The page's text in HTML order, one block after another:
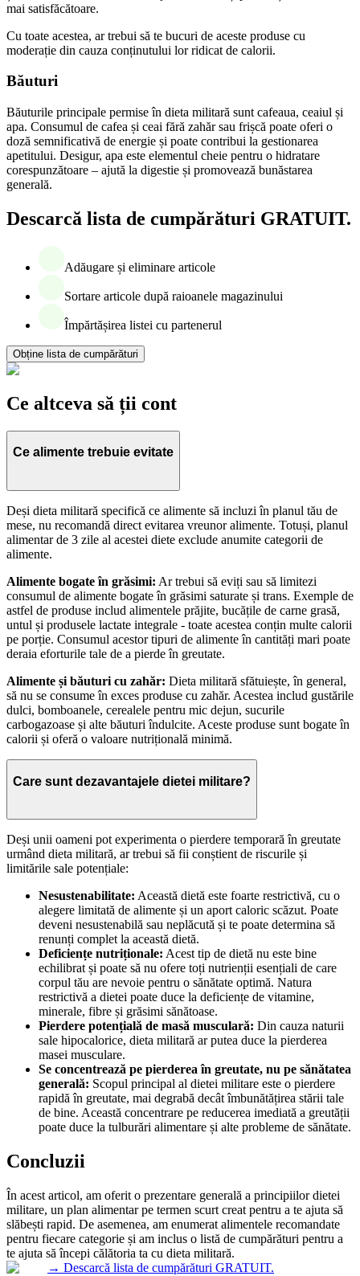
mai satisfăcătoare.
Cu toate acestea, ar trebui să te bucuri de aceste produse cu
moderație din cauza conținutului lor ridicat de calorii.
Băuturi
Băuturile principale permise în dieta militară sunt cafeaua, ceaiul și
apa. Consumul de cafea și ceai fără zahăr sau frișcă poate oferi o
doză semnificativă de energie și poate contribui la gestionarea
apetitului. Desigur, apa este elementul cheie pentru o hidratare
corespunzătoare – ajută la digestie și promovează bunăstarea
generală.
Descarcă lista de cumpărături GRATUIT.
Adăugare și eliminare articole
Sortare articole după raioanele magazinului
Împărtășirea listei cu partenerul
Obține lista de cumpărături
Ce altceva să ții cont
Ce alimente trebuie evitate
Deși dieta militară specifică ce alimente să incluzi în planul tău de
mese, nu recomandă direct evitarea vreunor alimente. Totuși, planul
alimentar de 3 zile al acestei diete exclude anumite categorii de
alimente.
Alimente bogate în grăsimi: Ar trebui să eviți sau să limitezi
consumul de alimente bogate în grăsimi saturate și trans. Exemple de
astfel de produse includ alimentele prăjite, bucățile de carne grasă,
untul și produsele lactate integrale - toate acestea conțin multe calorii
pe porție. Consumul acestor tipuri de alimente în cantități mari poate
deraia eforturile tale de a pierde în greutate.
Alimente și băuturi cu zahăr: Dieta militară sfătuiește, în general,
să nu se consume în exces produse cu zahăr. Acestea includ gustările
dulci, bomboanele, cerealele pentru mic dejun, sucurile
carbogazoase și alte băuturi îndulcite. Aceste produse sunt bogate în
calorii și oferă o valoare nutrițională minimă.
Care sunt dezavantajele dietei militare?
Deși unii oameni pot experimenta o pierdere temporară în greutate
urmând dieta militară, ar trebui să fii conștient de riscurile și
limitările sale potențiale:
Nesustenabilitate: Această dietă este foarte restrictivă, cu o
alegere limitată de alimente și un aport caloric scăzut. Poate
deveni nesustenabilă sau neplăcută și te poate determina să
renunți complet la această dietă.
Deficiențe nutriționale: Acest tip de dietă nu este bine
echilibrat și poate să nu ofere toți nutrienții esențiali de care
corpul tău are nevoie pentru o sănătate optimă. Natura
restrictivă a dietei poate duce la deficiențe de vitamine,
minerale, fibre și grăsimi sănătoase.
Pierdere potențială de masă musculară: Din cauza naturii
sale hipocalorice, dieta militară ar putea duce la pierderea
masei musculare.
Se concentrează pe pierderea în greutate, nu pe sănătatea
generală: Scopul principal al dietei militare este o pierdere
rapidă în greutate, mai degrabă decât îmbunătățirea stării tale
de bine. Această concentrare pe reducerea imediată a greutății
poate duce la tulburări alimentare și alte probleme de sănătate.
Concluzii
În acest articol, am oferit o prezentare generală a principiilor dietei
militare, un plan alimentar pe termen scurt creat pentru a te ajuta să
slăbești rapid. De asemenea, am enumerat alimentele recomandate
pentru fiecare categorie și am inclus o listă de cumpărături pentru a
te ajuta să începi călătoria ta cu dieta militară.
→ Descarcă lista de cumpărături GRATUIT.